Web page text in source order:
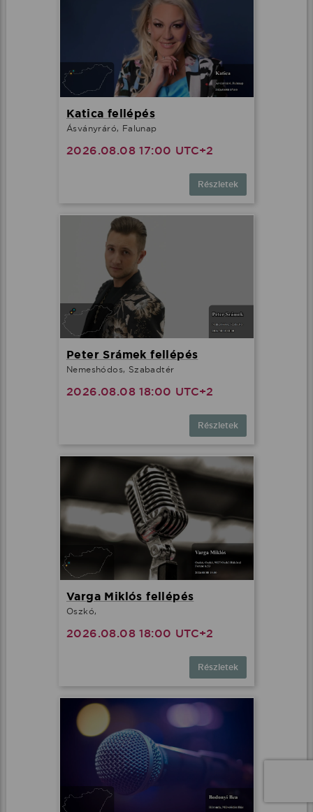
Katica fellépés
Ásványráró, Falunap
2026.08.08 17:00 UTC+2
Részletek
Peter Srámek fellépés
Nemeshódos, Szabadtér
2026.08.08 18:00 UTC+2
Részletek
Varga Miklós fellépés
Oszkó,
2026.08.08 18:00 UTC+2
Részletek